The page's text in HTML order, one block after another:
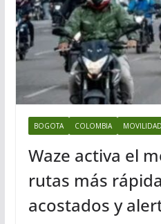
BOGOTA COLOMBIA MOVILIDAD
Waze activa el
rutas más
acostados y